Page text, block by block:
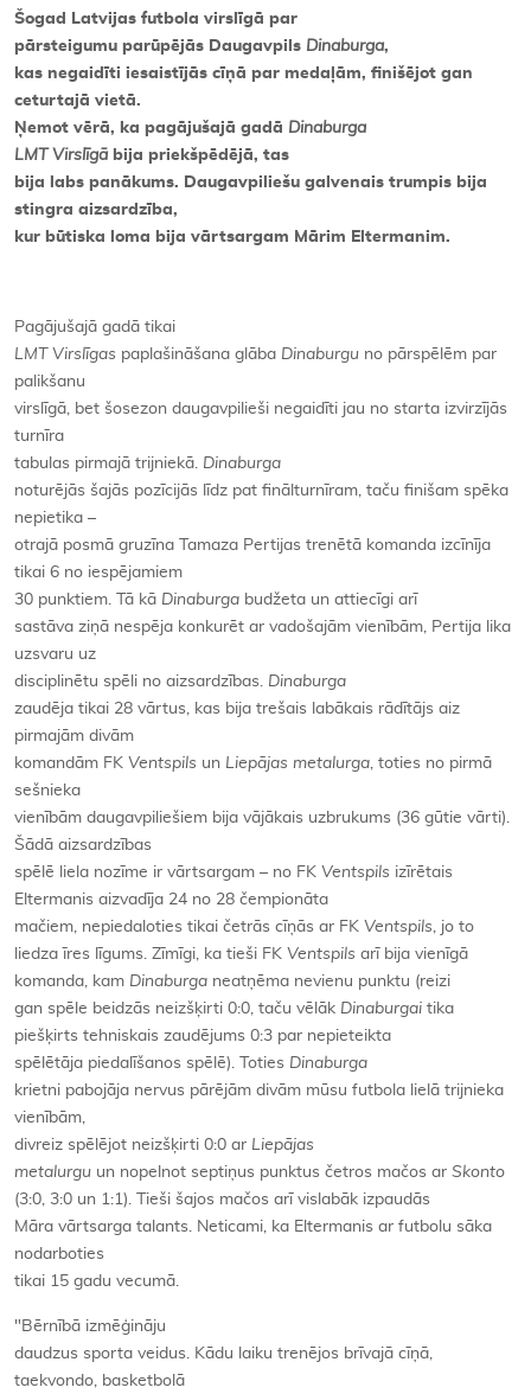
Šogad Latvijas futbola virslīgā par
pārsteigumu parūpējās Daugavpils Dinaburga,
kas negaidīti iesaistījās cīņā par medaļām, finišējot gan
ceturtajā vietā.
Ņemot vērā, ka pagājušajā gadā Dinaburga
LMT Virslīgā bija priekšpēdējā, tas
bija labs panākums. Daugavpiliešu galvenais trumpis bija
stingra aizsardzība,
kur būtiska loma bija vārtsargam Mārim Eltermanim.
Pagājušajā gadā tikai
LMT Virslīgas paplašināšana glāba Dinaburgu no pārspēlēm par
palikšanu
virslīgā, bet šosezon daugavpilieši negaidīti jau no starta izvirzījās
turnīra
tabulas pirmajā trijniekā. Dinaburga
noturējās šajās pozīcijās līdz pat finālturnīram, taču finišam spēka
nepietika –
otrajā posmā gruzīna Tamaza Pertijas trenētā komanda izcīnīja
tikai 6 no iespējamiem
30 punktiem. Tā kā Dinaburga budžeta un attiecīgi arī
sastāva ziņā nespēja konkurēt ar vadošajām vienībām, Pertija lika
uzsvaru uz
disciplinētu spēli no aizsardzības. Dinaburga
zaudēja tikai 28 vārtus, kas bija trešais labākais rādītājs aiz
pirmajām divām
komandām FK Ventspils un Liepājas metalurga, toties no pirmā
sešnieka
vienībām daugavpiliešiem bija vājākais uzbrukums (36 gūtie vārti).
Šādā aizsardzības
spēlē liela nozīme ir vārtsargam – no FK Ventspils izīrētais
Eltermanis aizvadīja 24 no 28 čempionāta
mačiem, nepiedaloties tikai četrās cīņās ar FK Ventspils, jo to
liedza īres līgums. Zīmīgi, ka tieši FK Ventspils arī bija vienīgā
komanda, kam Dinaburga neatņēma nevienu punktu (reizi
gan spēle beidzās neizšķirti 0:0, taču vēlāk Dinaburgai tika
piešķirts tehniskais zaudējums 0:3 par nepieteikta
spēlētāja piedalīšanos spēlē). Toties Dinaburga
krietni pabojāja nervus pārējām divām mūsu futbola lielā trijnieka
vienībām,
divreiz spēlējot neizšķirti 0:0 ar Liepājas
metalurgu un nopelnot septiņus punktus četros mačos ar Skonto
(3:0, 3:0 un 1:1). Tieši šajos mačos arī vislabāk izpaudās
Māra vārtsarga talants. Neticami, ka Eltermanis ar futbolu sāka
nodarboties
tikai 15 gadu vecumā.
"Bērnībā izmēģināju
daudzus sporta veidus. Kādu laiku trenējos brīvajā cīņā,
taekvondo, basketbolā